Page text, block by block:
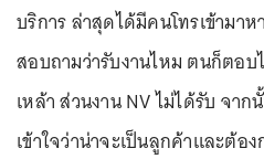
บริการ ล่าสุดได้มีคนโทรเข้ามา
สอบถามว่ารับงานไหม ตนก็ตอบ
เหล้า ส่วนงาน NV ไม่ได้รับ จา
เข้าใจว่าน่าจะเป็นลูกค้าและต้อ